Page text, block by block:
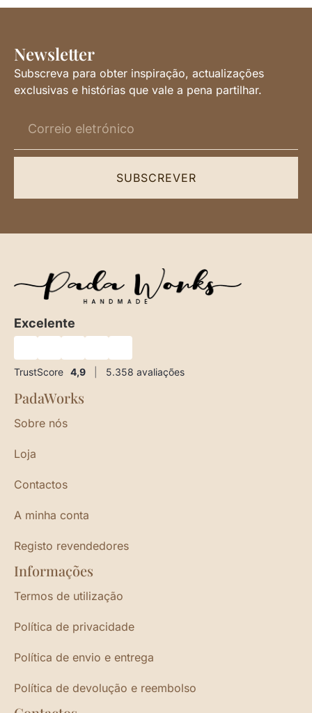
Newsletter
Subscreva para obter inspiração, actualizações
exclusivas e histórias que vale a pena partilhar.
SUBSCREVER
Excelente
TrustScore 4,9 5.358 avaliações
PadaWorks
Sobre nós
Loja
Contactos
A minha conta
Registo revendedores
Informações
Termos de utilização
Política de privacidade
Política de envio e entrega
Política de devolução e reembolso